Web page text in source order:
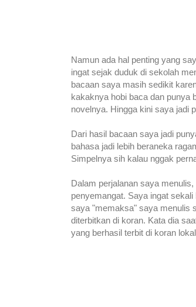
Namun ada hal penting yang
ingat sejak duduk di sekolah
bacaan saya masih sedikit
kakaknya hobi baca dan punya
novelnya. Hingga kini saya jadi
Dari hasil bacaan saya jadi
bahasa jadi lebih beraneka
Simpelnya sih kalau nggak
Dalam perjalanan saya
penyemangat. Saya ingat
saya "memaksa" saya menulis
diterbitkan di koran. Kata dia
yang berhasil terbit di koran